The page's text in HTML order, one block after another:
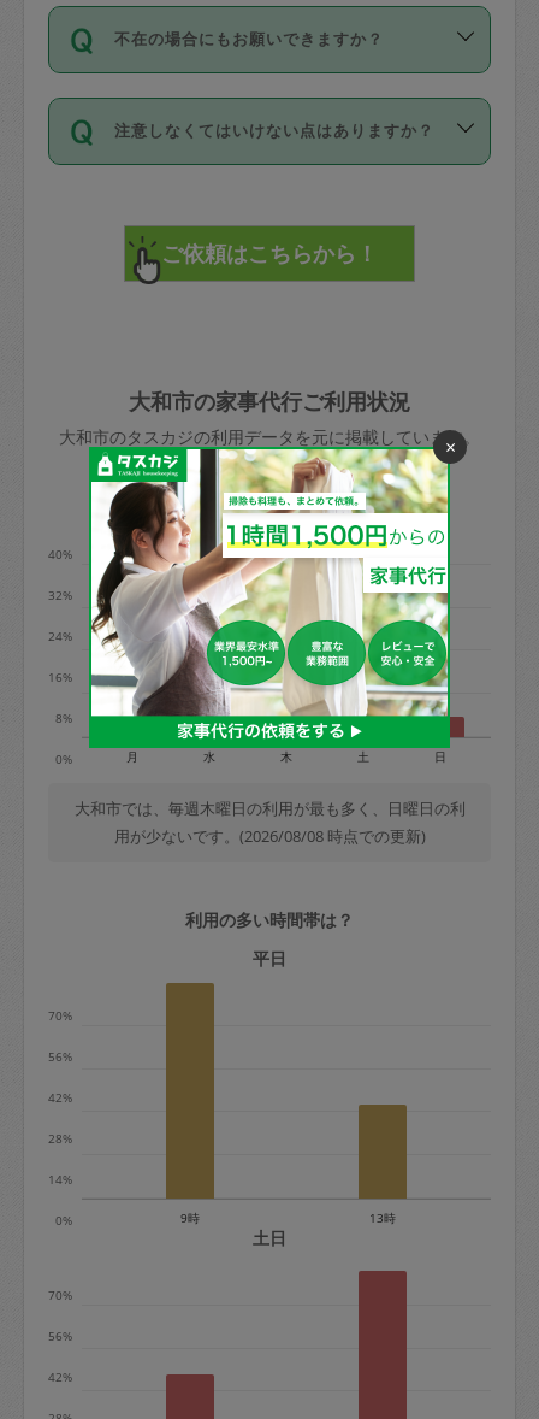
を依頼してください。
参考
【詳細】タスカジさんの登録に際
写真を撮り、
詳細FAQ：
損害賠償保険について教えて
1. 直前キャンセル（定期、スポット契約
共通）
72時間を超える※と、以下のキャンセル
料が発生します。
直前キャンセル料：
72時間前〜24時間前＝依頼料金の50%
依頼者不在による当日キャンセル＝依頼
金額の100%＋交通費全額
※例：依頼日時／土曜日午前9時開始の場
合、水曜日午前9時以降はキャンセル料が
発生
水曜日9時〜金曜日9時まで＝依頼料金の
50%
金曜日9時～土曜日8時まで＝依頼金額の
100%
土曜日8時〜実施時間＝依頼金額の100%
＋交通費全額
依頼者不在による当日キャンセル＝依頼
金額の100%＋交通費全額
定期契約をキャンセルする場合、毎週定
期は月2回まで隔週定期は月1回までキャ
ンセル料は発生しません。それ以上はキ
※キャンセル料金の設定について：
定期依頼1回（3時間）の金額とスポット
「お試し利用」というメニューはありま
せんが、「一回のみ」依頼を活用するこ
とによって、気に入ったタスカジさんを
まず、条件の合う気になるタスカジさ
みてください。
その後、一番気に入ったタスカジさんに
不在の場合にもお願いできますか？
不在の場合の作業はタスカジさんの同意
が必要です。数回の依頼ののち、タスカ
ジさんと依頼者の間で十分な信頼関係が
てください。
不在時に部屋に入るためにタスカジさん
きた場合は損害保険の対象外となるので
ご注意ください。
注意しなくてはいけない点はありますか？
で、必ず鍵のかかるロッカーや金庫に入
れて依頼者の責任の元管理するよう心掛
けてください。
玉、など
あわせてこちらも参照ください：初めて
利用します。注意しなくてはいけない点
はありますか？
大和市の家事代行ご利用状況
大和市のタスカジの利用データを元に掲載しています。
利用の多い曜日は？
0%
8%
16%
24%
32%
40%
月 水 木 土 日
大和市では、毎週木曜日の利用が最も多く、日曜日の利
用が少ないです。(2026/08/08 時点での更新)
利用の多い時間帯は？
平日
0%
14%
28%
42%
56%
70%
9時 13時
土日
42%
56%
70%
×